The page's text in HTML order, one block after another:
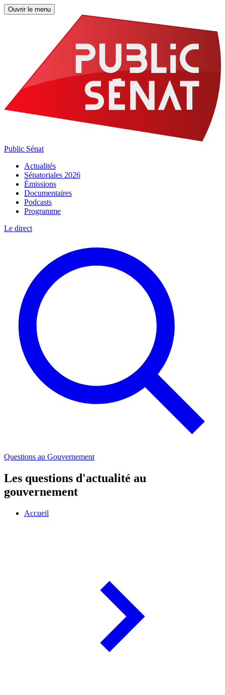
Ouvrir le menu
Public Sénat
Actualités
Sénatoriales 2026
Émissions
Documentaires
Podcasts
Programme
Le direct
Questions au Gouvernement
Les questions d'actualité au
gouvernement
Accueil